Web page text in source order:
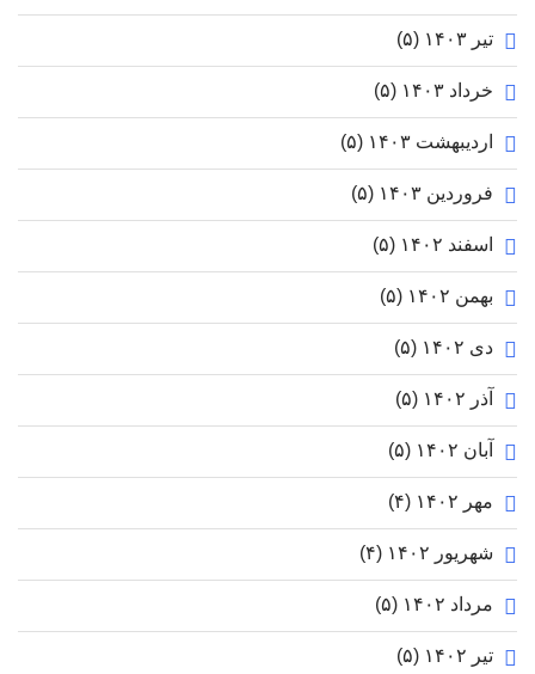
تیر ۱۴۰۳ (۵)
خرداد ۱۴۰۳ (۵)
اردیبهشت ۱۴۰۳ (۵)
فروردین ۱۴۰۳ (۵)
اسفند ۱۴۰۲ (۵)
بهمن ۱۴۰۲ (۵)
دی ۱۴۰۲ (۵)
آذر ۱۴۰۲ (۵)
آبان ۱۴۰۲ (۵)
مهر ۱۴۰۲ (۴)
شهریور ۱۴۰۲ (۴)
مرداد ۱۴۰۲ (۵)
تیر ۱۴۰۲ (۵)